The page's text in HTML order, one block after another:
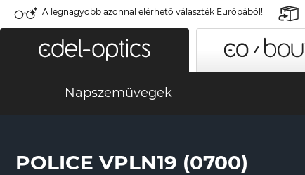
A legnagyobb azonnal elérhető választék Európából!
Napszemüvegek
POLICE VPLN19 (0700)